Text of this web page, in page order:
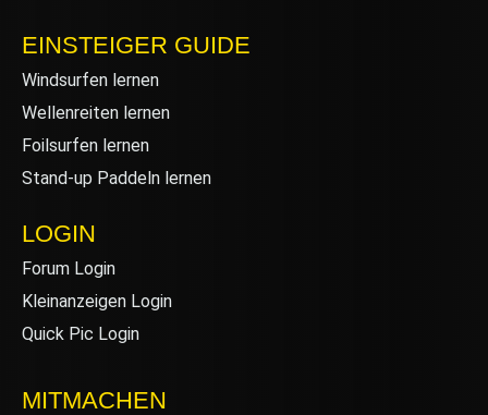
EINSTEIGER GUIDE
Windsurfen lernen
Wellenreiten lernen
Foilsurfen lernen
Stand-up Paddeln lernen
LOGIN
Forum Login
Kleinanzeigen Login
Quick Pic Login
MITMACHEN